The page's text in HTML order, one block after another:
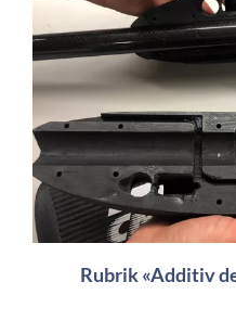
Rubrik «Additiv